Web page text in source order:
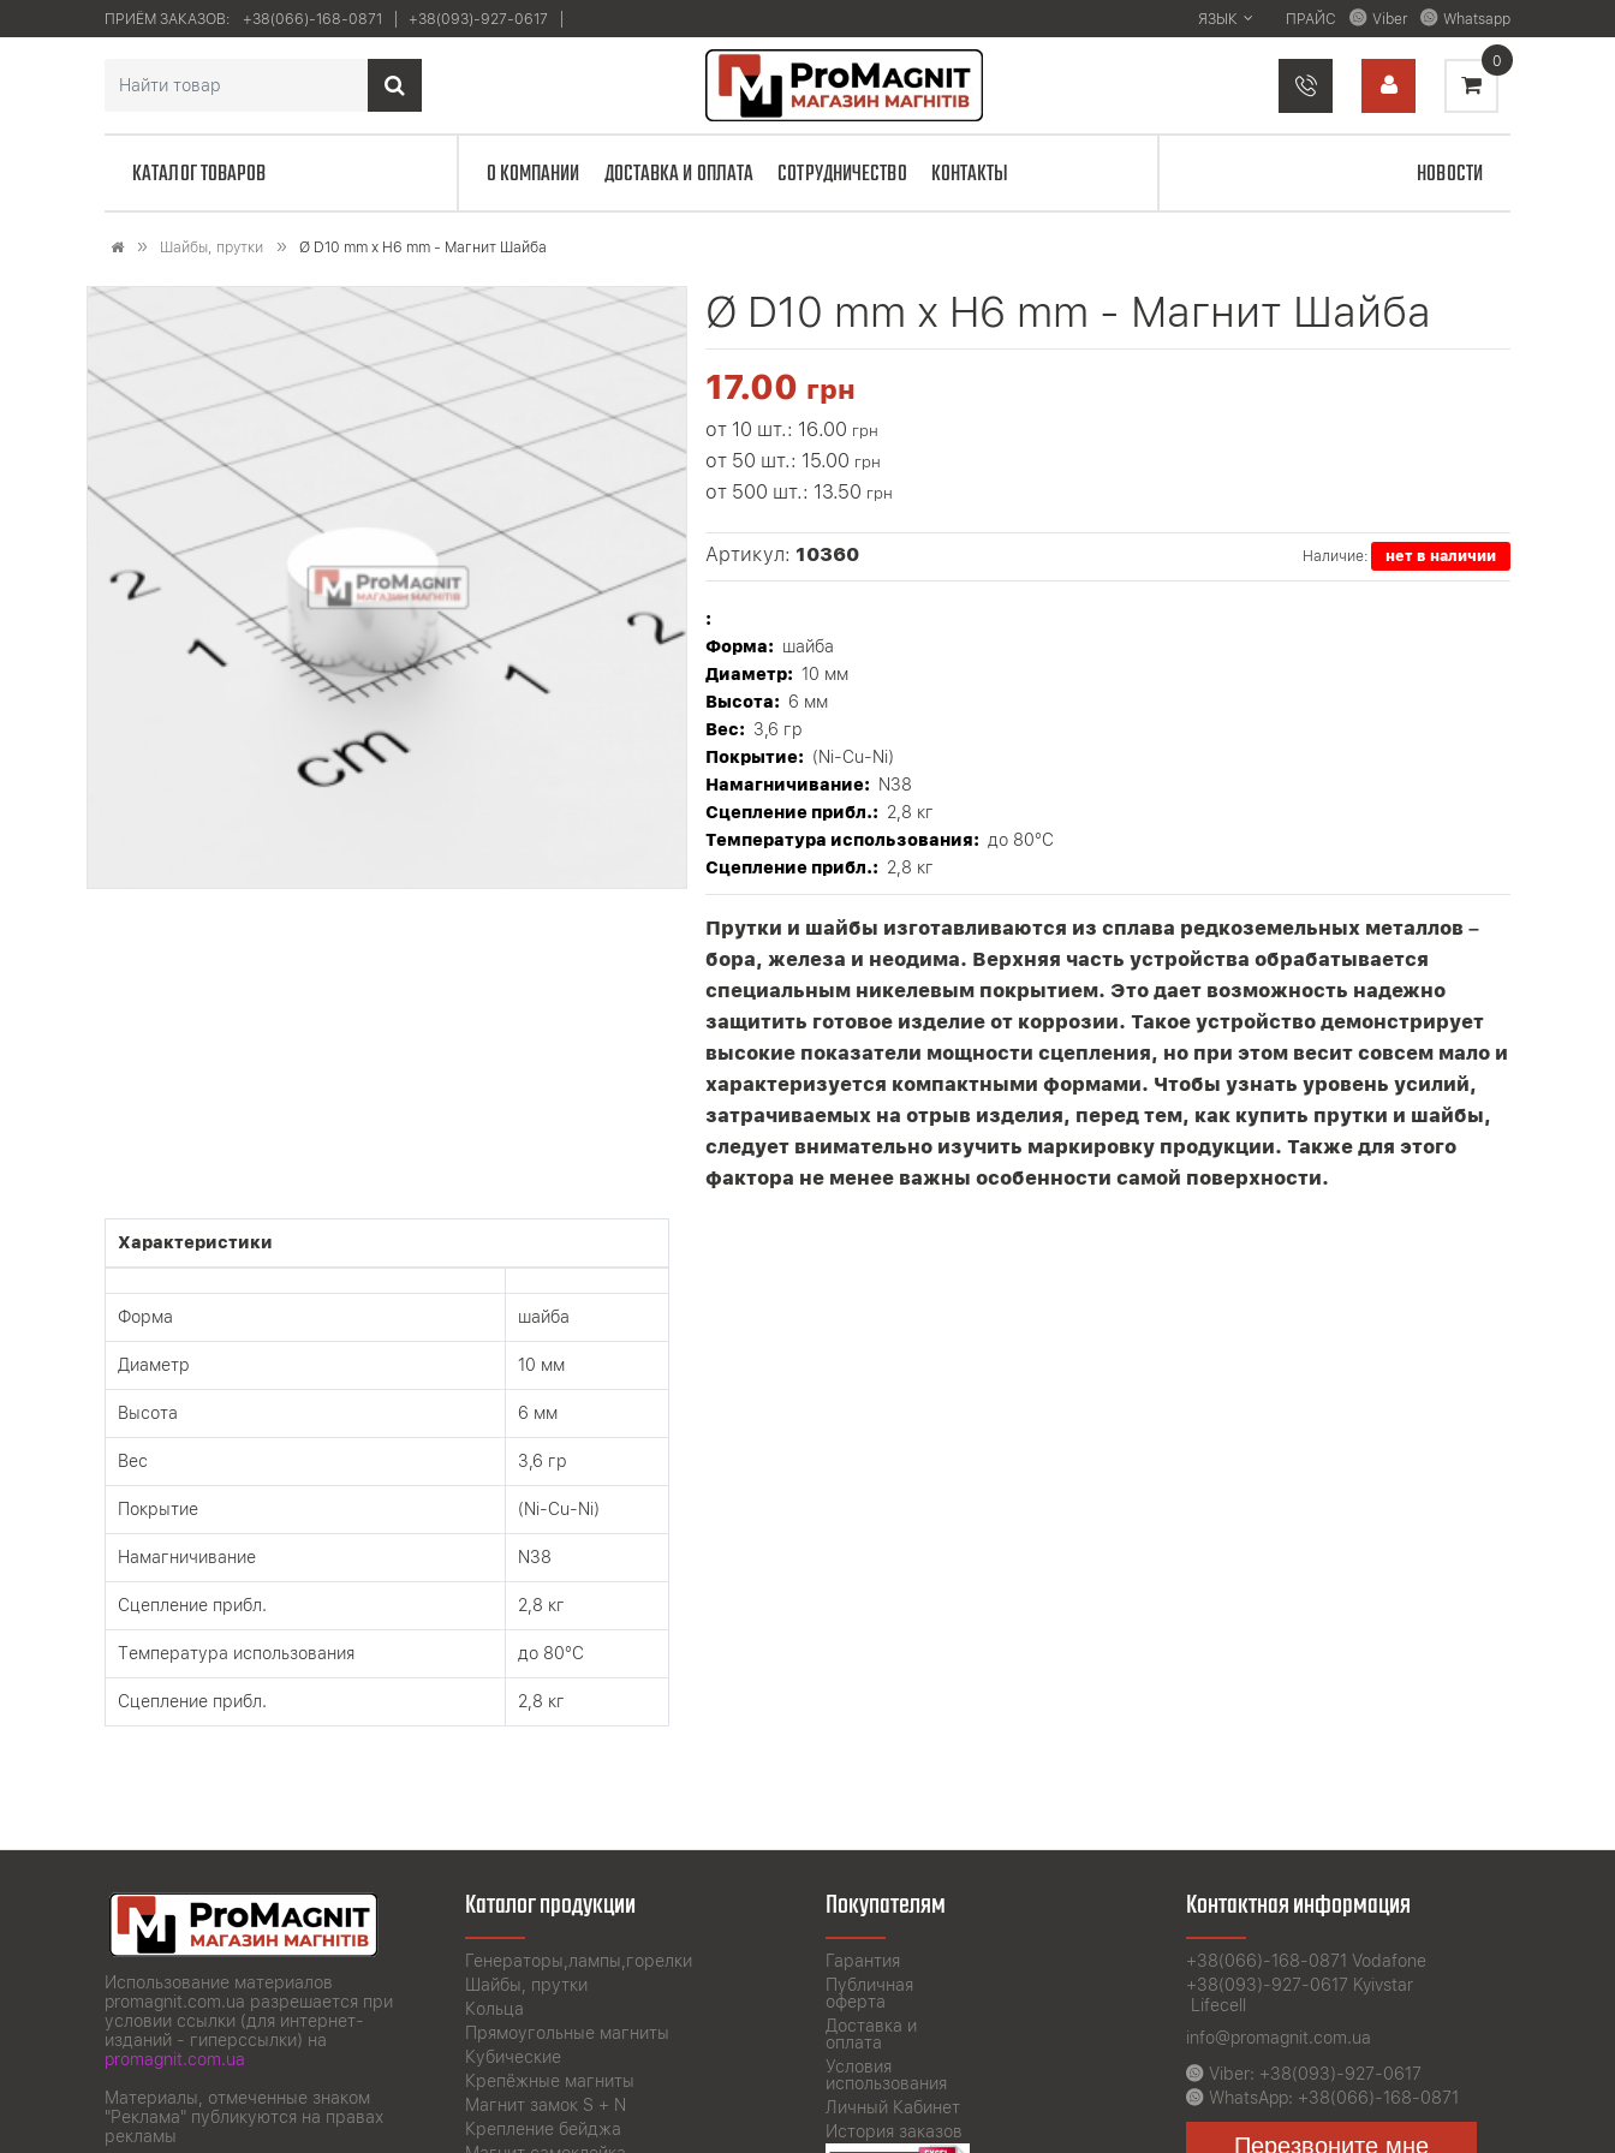
ПРИЁМ ЗАКАЗОВ: +38(066)-168-0871 +38(093)-927-0617 ЯЗЫК ПРАЙС Viber Whatsapp
0
КАТАЛОГ ТОВАРОВ О КОМПАНИИ ДОСТАВКА И ОПЛАТА СОТРУДНИЧЕСТВО КОНТАКТЫ НОВОСТИ
Шайбы, прутки Ø D10 mm х H6 mm - Магнит Шайба
Ø D10 mm х H6 mm - Магнит Шайба
17.00 грн
от 10 шт.: 16.00 грн
от 50 шт.: 15.00 грн
от 500 шт.: 13.50 грн
Артикул: 10360 Наличие: нет в наличии
:
Форма: шайба
Диаметр: 10 мм
Высота: 6 мм
Вес: 3,6 гр
Покрытие: (Ni-Cu-Ni)
Намагничивание:
N38
Сцепление прибл.: 2,8 кг
Tемпература использования: до 80°C
Сцепление прибл.: 2,8 кг
Прутки и шайбы изготавливаются из сплава редкоземельных металлов –
бора, железа и неодима. Верхняя часть устройства обрабатывается
специальным никелевым покрытием. Это дает возможность надежно
защитить готовое изделие от коррозии. Такое устройство демонстрирует
высокие показатели мощности сцепления, но при этом весит совсем мало и
характеризуется компактными формами. Чтобы узнать уровень усилий,
затрачиваемых на отрыв изделия, перед тем, как купить прутки и шайбы,
следует внимательно изучить маркировку продукции. Также для этого
фактора не менее важны особенности самой поверхности.
Характеристики
Форма шайба
Диаметр 10 мм
Высота 6 мм
Вес 3,6 гр
Покрытие (Ni-Cu-Ni)
Намагничивание N38
Сцепление прибл. 2,8 кг
Tемпература использования до 80°C
Сцепление прибл. 2,8 кг
Использование материалов
promagnit.com.ua разрешается при
условии ссылки (для интернет-
изданий - гиперссылки) на
promagnit.com.ua
Материалы, отмеченные знаком
"Реклама" публикуются на правах
рекламы
Каталог продукции
Генераторы,лампы,горелки
Шайбы, прутки
Кольца
Прямоугольные магниты
Кубические
Крепёжные магниты
Магнит замок S + N
Крепление бейджа
Покупателям
Гарантия
Публичная
оферта
Доставка и
оплата
Условия
использования
Личный Кабинет
История заказов
Контактная информация
+38(066)-168-0871 Vodafone
+38(093)-927-0617 Kyivstar
Lifecell
info@promagnit.com.ua
Viber: +38(093)-927-0617
WhatsApp: +38(066)-168-0871
Перезвоните мне